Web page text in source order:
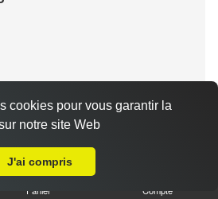
poitrine de dinde fumée,
terre
Panier Compte
cookies pour vous garantir la
notre site Web
J'ai compris